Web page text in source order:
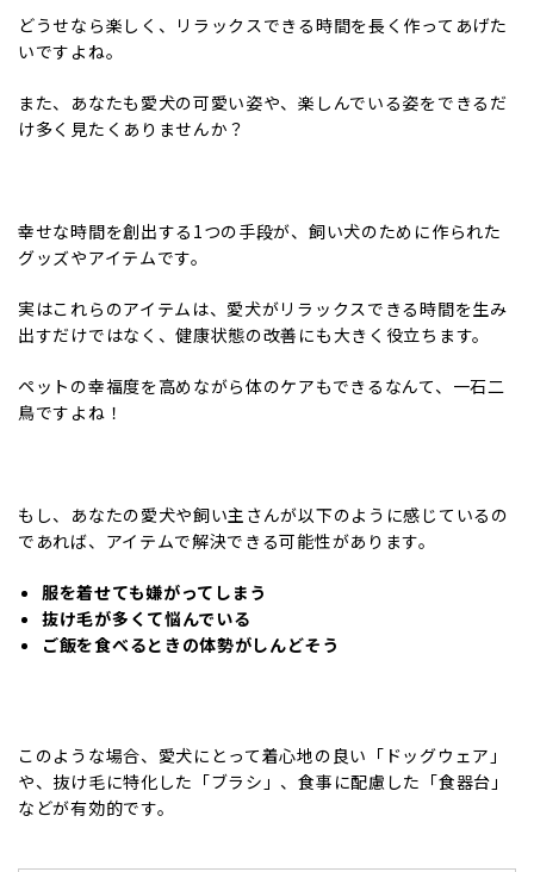
どうせなら楽しく、リラックスできる時間を長く作ってあげた
いですよね。
また、あなたも愛犬の可愛い姿や、楽しんでいる姿をできるだ
け多く見たくありませんか？
幸せな時間を創出する1つの手段が、飼い犬のために作られた
グッズやアイテムです。
実はこれらのアイテムは、愛犬がリラックスできる時間を生み
出すだけではなく、健康状態の改善にも大きく役立ちます。
ペットの幸福度を高めながら体のケアもできるなんて、一石二
鳥ですよね！
もし、あなたの愛犬や飼い主さんが以下のように感じているの
であれば、アイテムで解決できる可能性があります。
服を着せても嫌がってしまう
抜け毛が多くて悩んでいる
ご飯を食べるときの体勢がしんどそう
このような場合、愛犬にとって着心地の良い「ドッグウェア」
や、抜け毛に特化した「ブラシ」、食事に配慮した「食器台」
などが有効的です。